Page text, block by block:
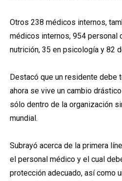
Otros 238 médicos internos,
médicos internos, 954 personal
nutrición, 35 en psicología y 82
Destacó que un residente debe
ahora se vive un cambio
sólo dentro de la organización
mundial.
Subrayó acerca de la primera
el personal médico y el cual
protección adecuado, así como